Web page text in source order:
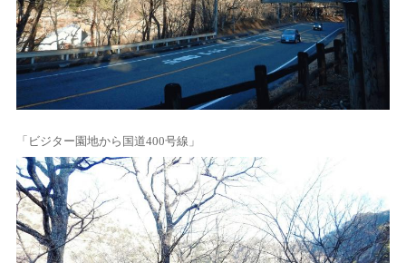
「ビジター園地から国道400号線」